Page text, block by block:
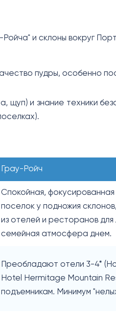
и склоны вокруг
пудры, особенно
щуп) и знание техники
Грау-Ройч
Спокойная,
поселок у подножия
из отелей и ресторанов
семейная атмосфера днем.
Преобладают отели 3-4*
Hotel Hermitage Mountain
подъемникам. Минимум